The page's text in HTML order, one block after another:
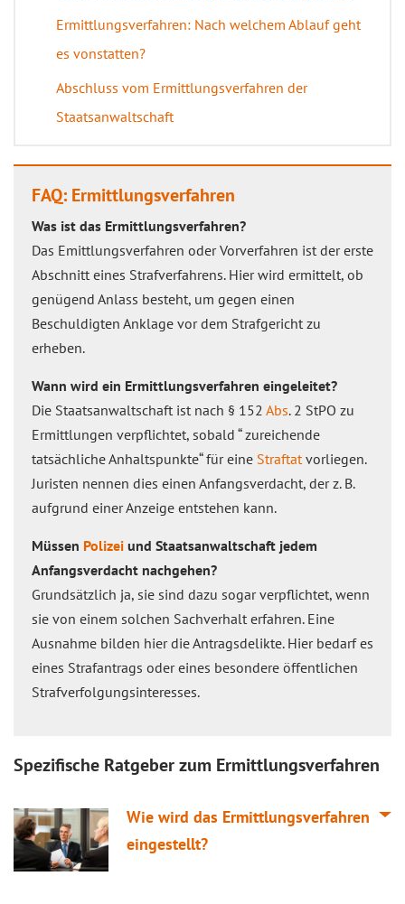
Ermittlungsverfahren: Nach welchem Ablauf geht
es vonstatten?
Abschluss vom Ermittlungsverfahren der
Staatsanwaltschaft
FAQ: Ermittlungsverfahren
Was ist das Ermittlungsverfahren?
Das Emittlungsverfahren oder Vorverfahren ist der erste
Abschnitt eines Strafverfahrens. Hier wird ermittelt, ob
genügend Anlass besteht, um gegen einen
Beschuldigten Anklage vor dem Strafgericht zu
erheben.
Wann wird ein Ermittlungsverfahren eingeleitet?
Die Staatsanwaltschaft ist nach § 152 Abs. 2 StPO zu
Ermittlungen verpflichtet, sobald “ zureichende
tatsächliche Anhaltspunkte“ für eine Straftatvorliegen.
Juristen nennen dies einen Anfangsverdacht, der z. B.
aufgrund einer Anzeige entstehen kann.
Müssen Polizei und Staatsanwaltschaft jedem
Anfangsverdacht nachgehen?
Grundsätzlich ja, sie sind dazu sogar verpflichtet, wenn
sie von einem solchen Sachverhalt erfahren. Eine
Ausnahme bilden hier die Antragsdelikte. Hier bedarf es
eines Strafantrags oder eines besondere öffentlichen
Strafverfolgungsinteresses.
Spezifische Ratgeber zum Ermittlungsverfahren
Wie wird das Ermittlungsverfahren
eingestellt?